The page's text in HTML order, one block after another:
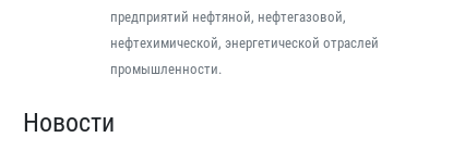
предприятий нефтяной, нефтегазовой,
нефтехимической, энергетической отраслей
промышленности.
Новости